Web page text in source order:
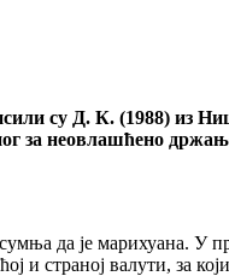
су Д. К. (1988) из
за неовлашћено
да је марихуана. У
и страној валути, за